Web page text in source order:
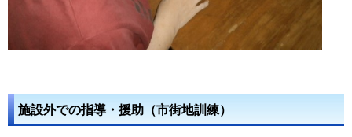
施設外での指導・援助（市街地訓練）